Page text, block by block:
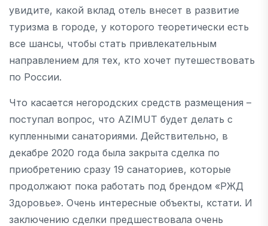
увидите, какой вклад отель внесет в развитие
туризма в городе, у которого теоретически есть
все шансы, чтобы стать привлекательным
направлением для тех, кто хочет путешествовать
по России.
Что касается негородских средств размещения –
поступал вопрос, что AZIMUT будет делать с
купленными санаториями. Действительно, в
декабре 2020 года была закрыта сделка по
приобретению сразу 19 санаториев, которые
продолжают пока работать под брендом «РЖД
Здоровье». Очень интересные объекты, кстати. И
заключению сделки предшествовала очень